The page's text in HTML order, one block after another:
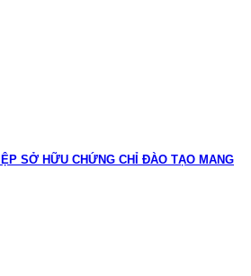
SỞ HỮU CHỨNG CHỈ ĐÀO TẠO MANG